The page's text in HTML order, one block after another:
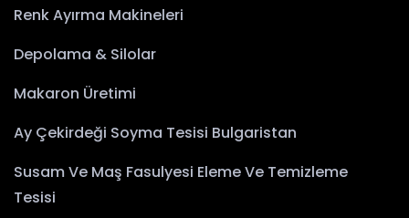
Renk Ayırma Makineleri
Depolama & Silolar
Makaron Üretimi
Ay Çekirdeği Soyma Tesisi Bulgaristan
Susam Ve Maş Fasulyesi Eleme Ve Temizleme
Tesisi